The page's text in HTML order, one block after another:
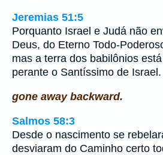
Jeremias 51:5
Porquanto Israel e Judá não
Deus, do Eterno Todo-
mas a terra dos babilônios
perante o Santíssimo de Israel.
gone away backward.
Salmos 58:3
Desde o nascimento se
desviaram do Caminho certo